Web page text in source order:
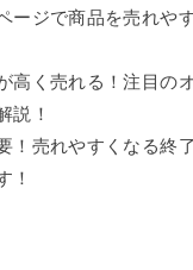
ージで商品を売れや
高く売れる！注目の
説！
！売れやすくなる終
！